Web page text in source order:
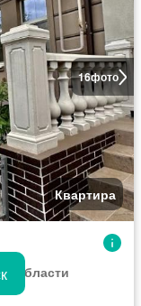
16фото
Квартира
области